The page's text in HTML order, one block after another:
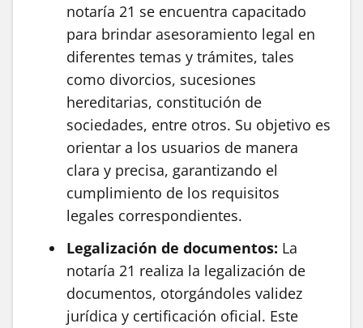
notaría 21 se encuentra capacitado
para brindar asesoramiento legal en
diferentes temas y trámites, tales
como divorcios, sucesiones
hereditarias, constitución de
sociedades, entre otros. Su objetivo es
orientar a los usuarios de manera
clara y precisa, garantizando el
cumplimiento de los requisitos
legales correspondientes.
Legalización de documentos: La
notaría 21 realiza la legalización de
documentos, otorgándoles validez
jurídica y certificación oficial. Este